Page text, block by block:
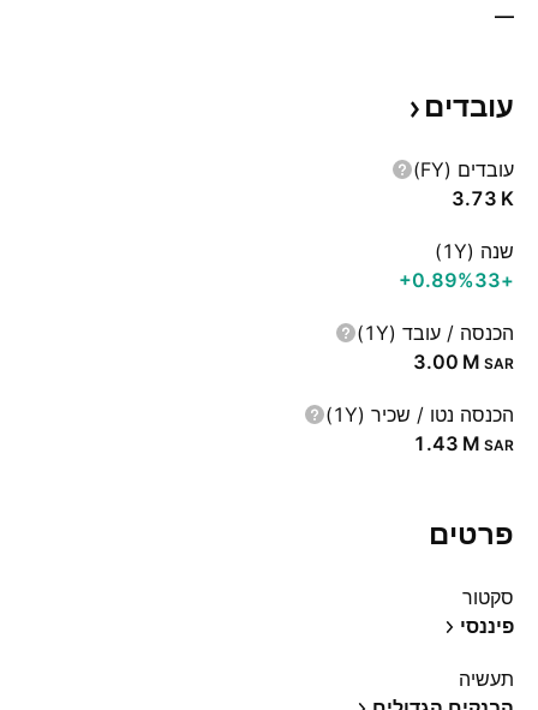
—
עובדים
עובדים (FY)
‪3.73 K‬
שנה (1Y)
+33
‪+0.89%‬
הכנסה / עובד (1Y)
‪3.00 M‬ SAR
הכנסה נטו / שכיר (1Y)
‪1.43 M‬ SAR
פרטים
סקטור
פיננסי
תעשיה